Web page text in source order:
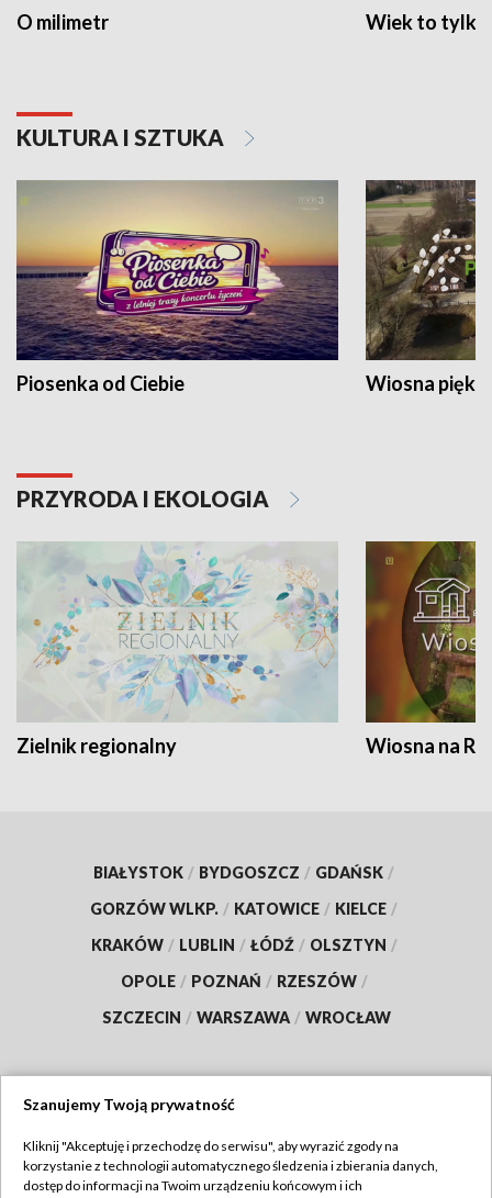
O milimetr Wiek to tylko
KULTURA I SZTUKA
Piosenka od Ciebie Wiosna
PRZYRODA I EKOLOGIA
Zielnik regionalny Wiosna na
BIAŁYSTOK / BYDGOSZCZ / GDAŃSK /
GORZÓW WLKP. / KATOWICE / KIELCE /
KRAKÓW / LUBLIN / ŁÓDŹ / OLSZTYN /
OPOLE / POZNAŃ / RZESZÓW /
SZCZECIN / WARSZAWA / WROCŁAW
TVP
Szanujemy Twoją prywatność
Kliknij "Akceptuję i przechodzę do serwisu", aby wyrazić zgody na
korzystanie z technologii automatycznego śledzenia i zbierania danych,
dostęp do informacji na Twoim urządzeniu końcowym i ich